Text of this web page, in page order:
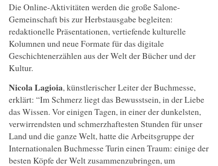
Die Online-Aktivitäten werden die große Salone-
Gemeinschaft bis zur Herbstausgabe begleiten:
redaktionelle Präsentationen, vertiefende kulturelle
Kolumnen und neue Formate für das digitale
Geschichtenerzählen aus der Welt der Bücher und der
Kultur.
Nicola Lagioia, künstlerischer Leiter der Buchmesse,
erklärt: “Im Schmerz liegt das Bewusstsein, in der Liebe
das Wissen. Vor einigen Tagen, in einer der dunkelsten,
verwirrendsten und schmerzhaftesten Stunden für unser
Land und die ganze Welt, hatte die Arbeitsgruppe der
Internationalen Buchmesse Turin einen Traum: einige der
besten Köpfe der Welt zusammenzubringen, um